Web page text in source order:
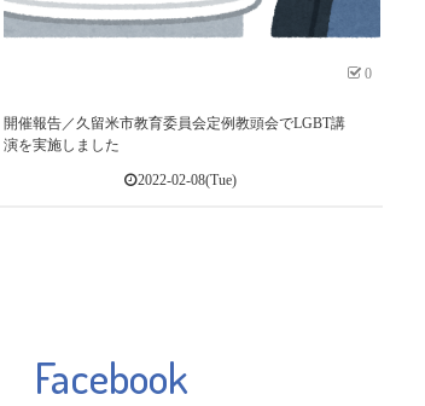
0
開催報告／久留米市教育委員会定例教頭会でLGBT講
演を実施しました
2022-02-08(Tue)
Facebook